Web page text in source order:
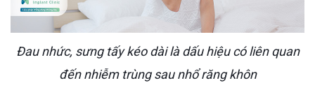
Đau nhức, sưng tấy kéo dài là dấu hiệu có liên quan
đến nhiễm trùng sau nhổ răng khôn